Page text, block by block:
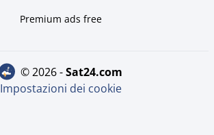
Premium ads free
© 2026 - sat24.com
Impostazioni dei cookie